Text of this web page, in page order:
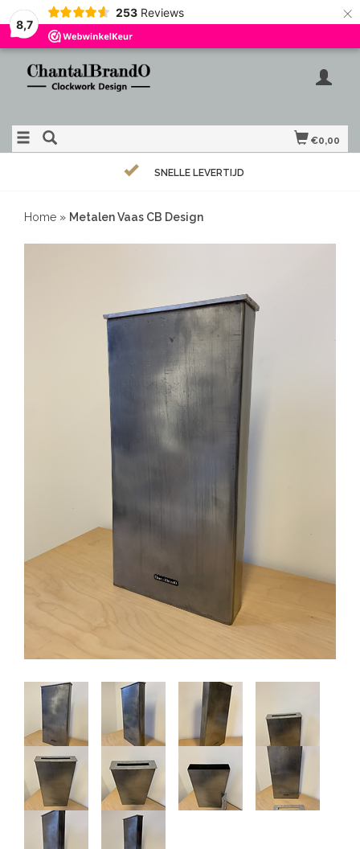
8,7
253 Reviews ×
€0,00
SNELLE LEVERTIJD
Home » Metalen Vaas CB Design